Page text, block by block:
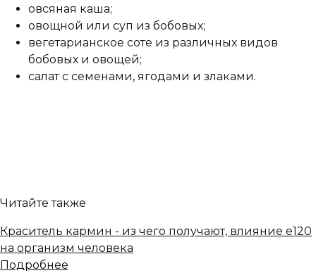
овсяная каша;
овощной или суп из бобовых;
вегетарианское соте из различных видов
бобовых и овощей;
салат с семенами, ягодами и злаками.
Читайте также
Краситель кармин - из чего получают, влияние е120
на организм человека
Подробнее